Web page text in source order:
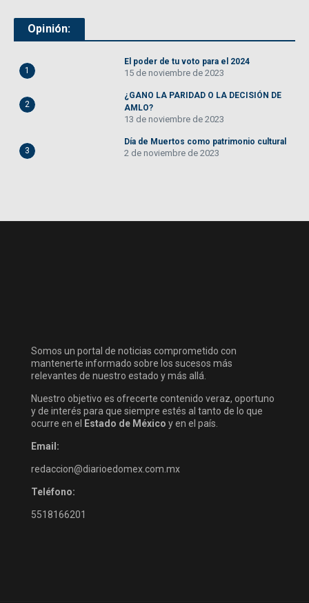
Opinión:
1
El poder de tu voto para el 2024
15 de noviembre de 2023
2
¿GANO LA PARIDAD O LA DECISIÓN DE
AMLO?
13 de noviembre de 2023
3
Día de Muertos como patrimonio cultural
2 de noviembre de 2023
Somos un portal de noticias comprometido con
mantenerte informado sobre los sucesos más
relevantes de nuestro estado y más allá.
Nuestro objetivo es ofrecerte contenido veraz, oportuno
y de interés para que siempre estés al tanto de lo que
ocurre en el
Estado de México y en el país.
Email:
redaccion@diarioedomex.com.mx
Teléfono:
5518166201